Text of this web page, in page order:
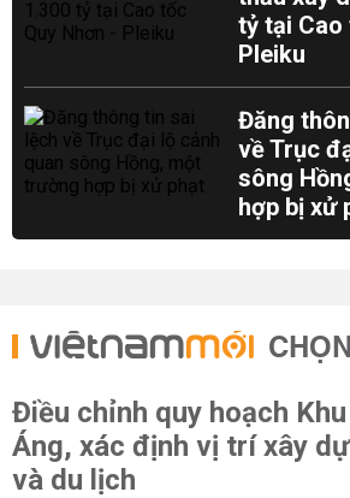
tỷ tại Cao
Pleiku
Đăng
về Trục
sông
hợp bị xử
CHỌN
Điều chỉnh quy hoạch
Áng, xác định vị trí xây
và du lịch